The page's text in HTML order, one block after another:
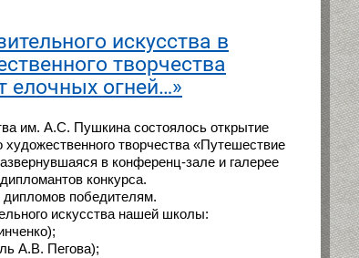
искусства в
творчества
елочных огней…»
им. А.С. Пушкина состоялось открытие
художественного творчества «Путешествие
в конференц-зале и галерее
конкурса.
дипломов победителям.
искусства нашей школы:
А.В. Пегова);